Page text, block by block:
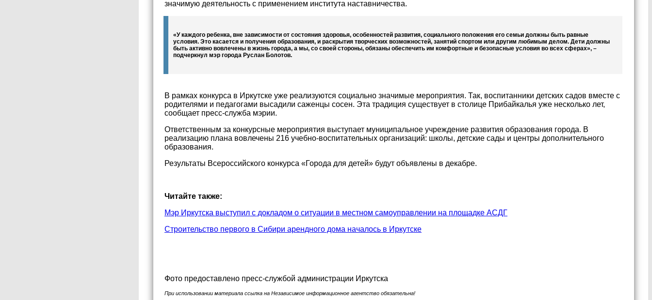
значимую деятельность с применением института наставничества.
«У каждого ребенка, вне зависимости от состояния здоровья, особенностей развития, социального положения его семьи должны быть равные
условия. Это касается и получения образования, и раскрытия творческих возможностей, занятий спортом или другим любимым делом. Дети должны
быть активно вовлечены в жизнь города, а мы, со своей стороны, обязаны обеспечить им комфортные и безопасные условия во всех сферах», –
подчеркнул мэр города Руслан Болотов.
В рамках конкурса в Иркутске уже реализуются социально значимые мероприятия. Так, воспитанники детских садов вместе с
родителями и педагогами высадили саженцы сосен. Эта традиция существует в столице Прибайкалья уже несколько лет,
сообщает пресс-служба мэрии.
Ответственным за конкурсные мероприятия выступает муниципальное учреждение развития образования города. В
реализацию плана вовлечены 216 учебно-воспитательных организаций: школы, детские сады и центры дополнительного
образования.
Результаты Всероссийского конкурса «Города для детей» будут объявлены в декабре.
Читайте также:
Мэр Иркутска выступил с докладом о ситуации в местном самоуправлении на площадке АСДГ
Строительство первого в Сибири арендного дома началось в Иркутске
Фото предоставлено пресс-службой администрации Иркутска
При использовании материала ссылка на Независимое информационное агентство обязательна!